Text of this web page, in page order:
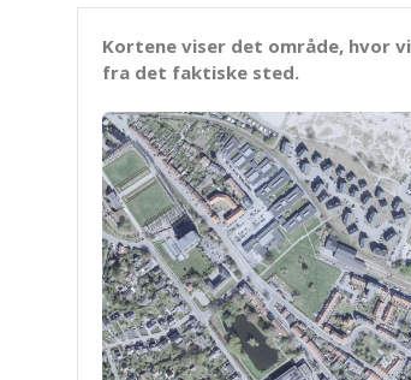
Kortene viser det område, hvor
fra det faktiske sted.